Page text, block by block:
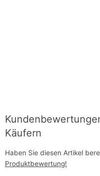
Käufern
Haben Sie diesen Artikel
Produktbewertung!